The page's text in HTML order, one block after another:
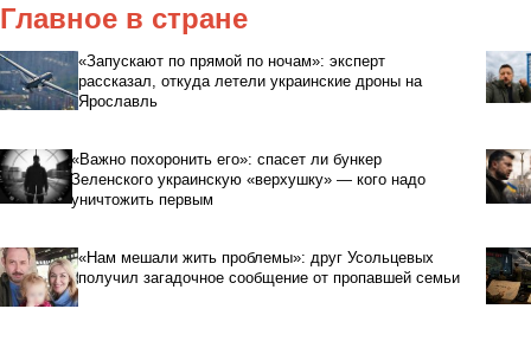
Главное в стране
«Запускают по прямой по ночам»: эксперт
рассказал, откуда летели украинские дроны на
Ярославль
«Важно похоронить его»: спасет ли бункер
Зеленского украинскую «верхушку» — кого надо
уничтожить первым
«Нам мешали жить проблемы»: друг Усольцевых
получил загадочное сообщение от пропавшей семьи